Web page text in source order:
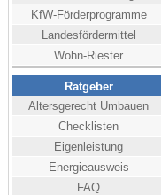
KfW-Förderprogramme
Landesfördermittel
Wohn-Riester
Ratgeber
Altersgerecht Umbauen
Checklisten
Eigenleistung
Energieausweis
FAQ